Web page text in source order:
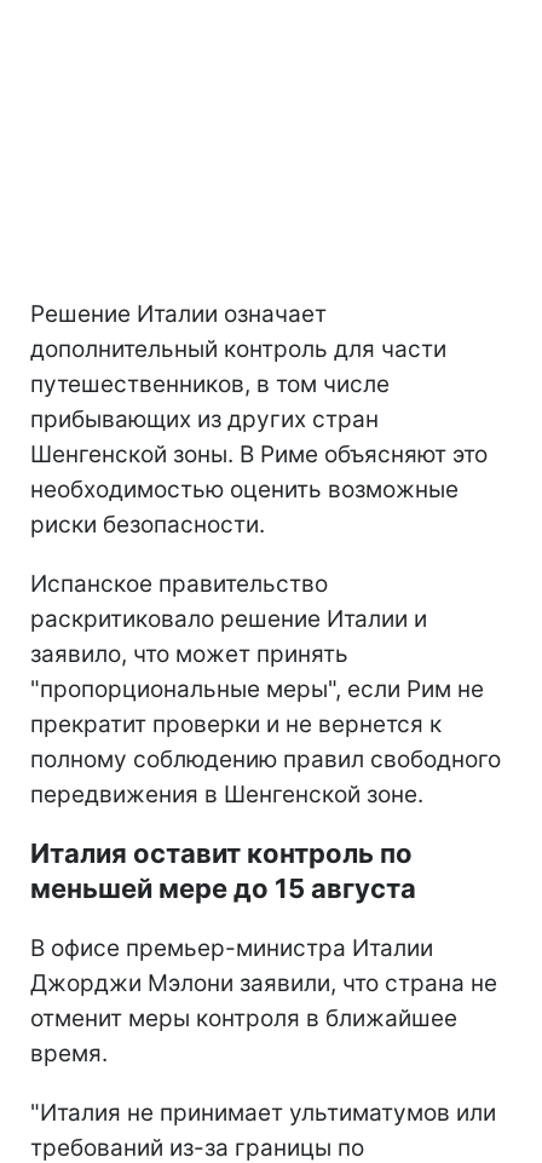
Решение Италии означает
дополнительный контроль для части
путешественников, в том числе
прибывающих из других стран
Шенгенской зоны. В Риме объясняют это
необходимостью оценить возможные
риски безопасности.
Испанское правительство
раскритиковало решение Италии и
заявило, что может принять
"пропорциональные меры", если Рим не
прекратит проверки и не вернется к
полному соблюдению правил свободного
передвижения в Шенгенской зоне.
Италия оставит контроль по
меньшей мере до 15 августа
В офисе премьер-министра Италии
Джорджи Мэлони заявили, что страна не
отменит меры контроля в ближайшее
время.
"Италия не принимает ультиматумов или
требований из-за границы по